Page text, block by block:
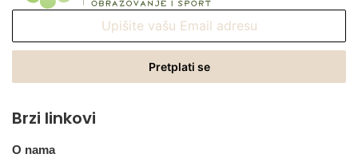
Email
Brzi linkovi
O nama